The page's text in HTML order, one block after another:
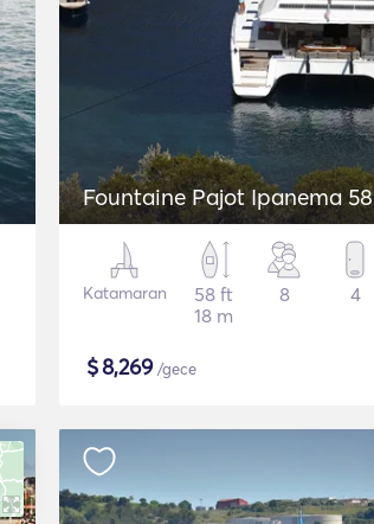
Fountaine Pajot Ipanema 58
Katamaran
58 ft
18 m
8 4
$8,269/gece